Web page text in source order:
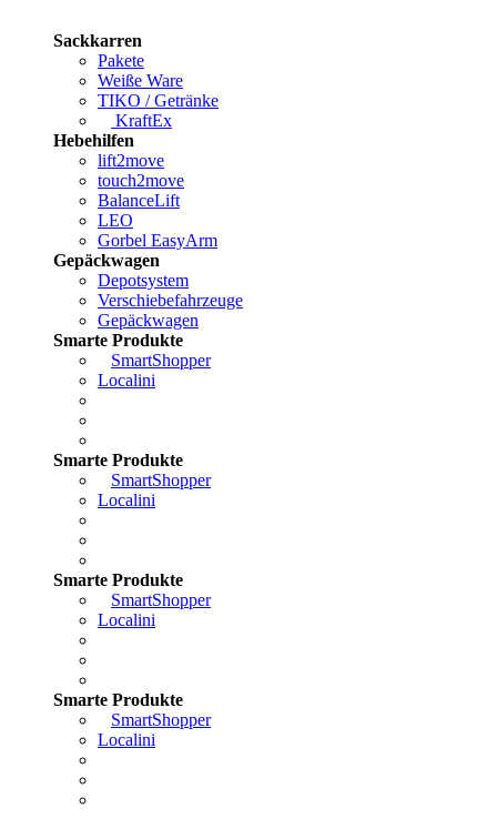
Sackkarren
Pakete
Weiße Ware
TIKO / Getränke
KraftEx
Hebehilfen
lift2move
touch2move
BalanceLift
LEO
Gorbel EasyArm
Gepäckwagen
Depotsystem
Verschiebefahrzeuge
Gepäckwagen
Smarte Produkte
SmartShopper
Localini
Smarte Produkte
SmartShopper
Localini
Smarte Produkte
SmartShopper
Localini
Smarte Produkte
SmartShopper
Localini